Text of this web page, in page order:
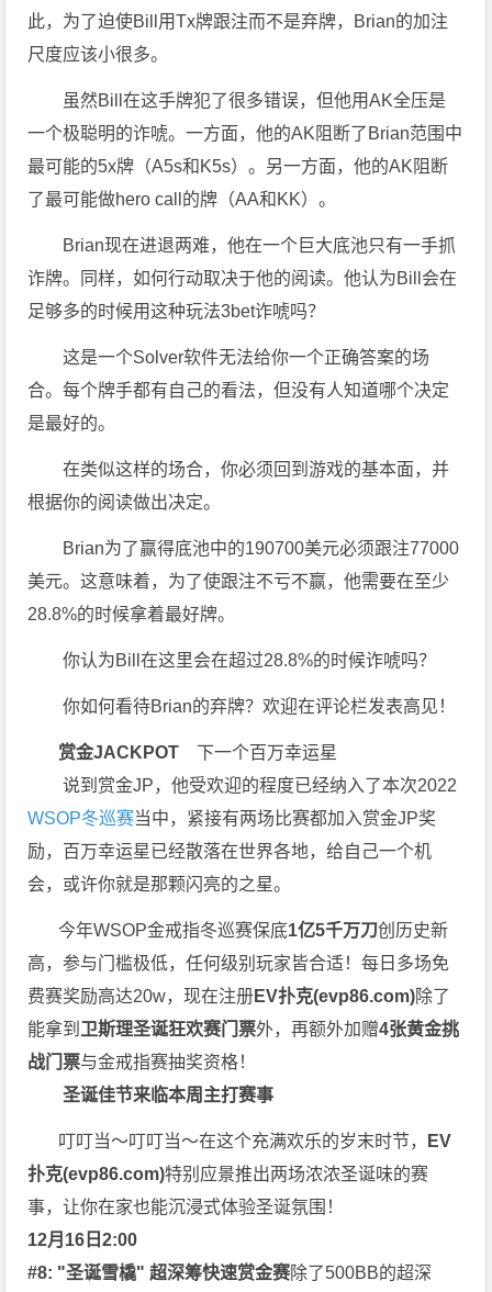
此，为了迫使Bill用Tx牌跟注而不是弃牌，Brian的加注
尺度应该小很多。
虽然Bill在这手牌犯了很多错误，但他用AK全压是
一个极聪明的诈唬。一方面，他的AK阻断了Brian范围中
最可能的5x牌（A5s和K5s）。另一方面，他的AK阻断
了最可能做hero call的牌（AA和KK）。
Brian现在进退两难，他在一个巨大底池只有一手抓
诈牌。同样，如何行动取决于他的阅读。他认为Bill会在
足够多的时候用这种玩法3bet诈唬吗？
这是一个Solver软件无法给你一个正确答案的场
合。每个牌手都有自己的看法，但没有人知道哪个决定
是最好的。
在类似这样的场合，你必须回到游戏的基本面，并
根据你的阅读做出决定。
Brian为了赢得底池中的190700美元必须跟注77000
美元。这意味着，为了使跟注不亏不赢，他需要在至少
28.8%的时候拿着最好牌。
你认为Bill在这里会在超过28.8%的时候诈唬吗？
你如何看待Brian的弃牌？欢迎在评论栏发表高见！
赏金JACKPOT 下一个百万幸运星
说到赏金JP，他受欢迎的程度已经纳入了本次2022
WSOP冬巡赛当中，紧接有两场比赛都加入赏金JP奖
励，百万幸运星已经散落在世界各地，给自己一个机
会，或许你就是那颗闪亮的之星。
今年WSOP金戒指冬巡赛保底1亿5千万刀创历史新
高，参与门槛极低，任何级别玩家皆合适！每日多场免
费赛奖励高达20w，现在注册EV扑克(evp86.com)除了
能拿到 卫斯理圣诞狂欢赛门票外，再额外加赠4张黄金挑
战门票与金戒指赛抽奖资格！
圣诞佳节来临本周主打赛事
叮叮当～叮叮当～在这个充满欢乐的岁末时节，
EV
扑克(evp86.com)特别应景推出两场浓浓圣诞味的赛
事，让你在家也能沉浸式体验圣诞氛围！
12月16日2:00
#8: "圣诞雪橇" 超深筹快速赏金赛除了500BB的超深